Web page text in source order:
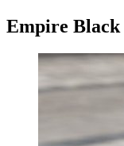
Empire Black